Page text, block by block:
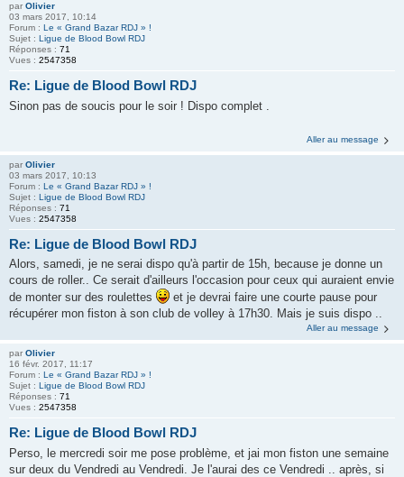
par Olivier
03 mars 2017, 10:14
Forum : Le « Grand Bazar RDJ » !
Sujet : Ligue de Blood Bowl RDJ
Réponses : 71
Vues : 2547358
Re: Ligue de Blood Bowl RDJ
Sinon pas de soucis pour le soir ! Dispo complet .
Aller au message
par Olivier
03 mars 2017, 10:13
Forum : Le « Grand Bazar RDJ » !
Sujet : Ligue de Blood Bowl RDJ
Réponses : 71
Vues : 2547358
Re: Ligue de Blood Bowl RDJ
Alors, samedi, je ne serai dispo qu'à partir de 15h, because je donne un
cours de roller.. Ce serait d'ailleurs l'occasion pour ceux qui auraient envie
de monter sur des roulettes
et je devrai faire une courte pause pour
récupérer mon fiston à son club de volley à 17h30. Mais je suis dispo ..
Aller au message
par Olivier
16 févr. 2017, 11:17
Forum : Le « Grand Bazar RDJ » !
Sujet : Ligue de Blood Bowl RDJ
Réponses : 71
Vues : 2547358
Re: Ligue de Blood Bowl RDJ
Perso, le mercredi soir me pose problème, et jai mon fiston une semaine
sur deux du Vendredi au Vendredi. Je l'aurai des ce Vendredi .. après, si